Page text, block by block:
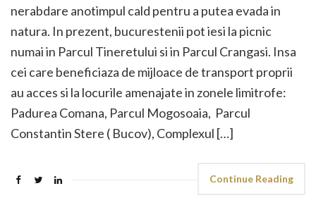
nerabdare anotimpul cald pentru a putea evada in
natura. In prezent, bucurestenii pot iesi la picnic
numai in Parcul Tineretului si in Parcul Crangasi. Insa
cei care beneficiaza de mijloace de transport proprii
au acces si la locurile amenajate in zonele limitrofe:
Padurea Comana, Parcul Mogosoaia, Parcul
Constantin Stere ( Bucov), Complexul […]
Continue Reading